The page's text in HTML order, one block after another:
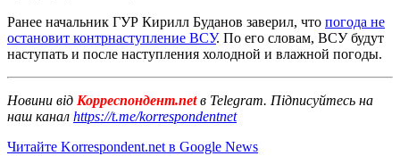
Ранее начальник ГУР Кирилл Буданов заверил, что погода не
остановит контрнаступление ВСУ. По его словам, ВСУ будут
наступать и после наступления холодной и влажной погоды.
Новини від Корреспондент.netв Telegram. Підписуйтесь на
наш канал https://t.me/korrespondentnet
Читайте Korrespondent.net в Google News